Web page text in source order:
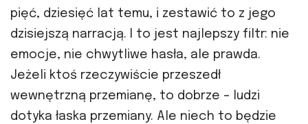
pięć, dziesięć lat temu, i zestawić to z jego
dzisiejszą narracją. I to jest najlepszy filtr: nie
emocje, nie chwytliwe hasła, ale prawda.
Jeżeli ktoś rzeczywiście przeszedł
wewnętrzną przemianę, to dobrze – ludzi
dotyka łaska przemiany. Ale niech to będzie